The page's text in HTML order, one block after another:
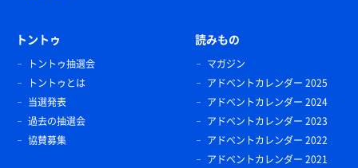
トントゥ
トントゥ抽選会
トントゥとは
当選発表
過去の抽選会
協賛募集
読みもの
マガジン
アドベントカレンダー 2025
アドベントカレンダー 2024
アドベントカレンダー 2023
アドベントカレンダー 2022
アドベントカレンダー 2021